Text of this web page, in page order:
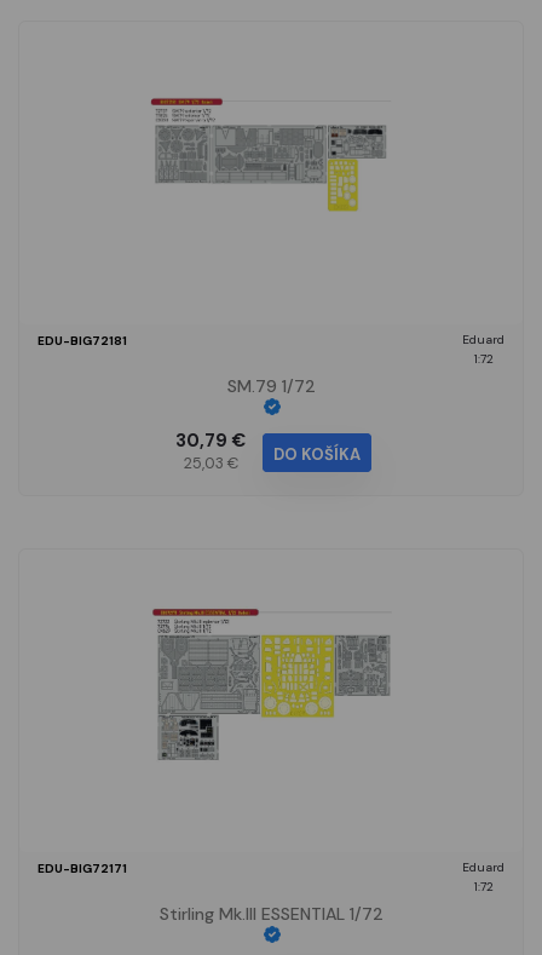
EDU-BIG72181
Eduard
1:72
SM.79 1/72
30,79 €
25,03 € DO KOŠÍKA
EDU-BIG72171
Eduard
1:72
Stirling Mk.III ESSENTIAL 1/72